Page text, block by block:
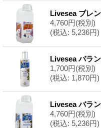
Livesea ブレ
4,760円(税別)
(税込: 5,236円)
Livesea バラ
1,700円(税別)
(税込: 1,870円)
Livesea バラ
4,760円(税別)
(税込: 5,236円)